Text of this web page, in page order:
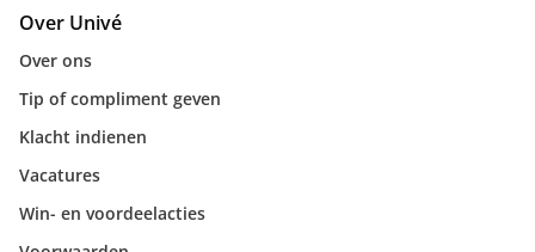
Over Univé
Over ons
Tip of compliment geven
Klacht indienen
Vacatures
Win- en voordeelacties